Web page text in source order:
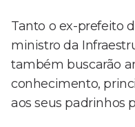
Tanto o ex-prefeito
ministro da
também buscarão
conhecimento,
aos seus padrinhos